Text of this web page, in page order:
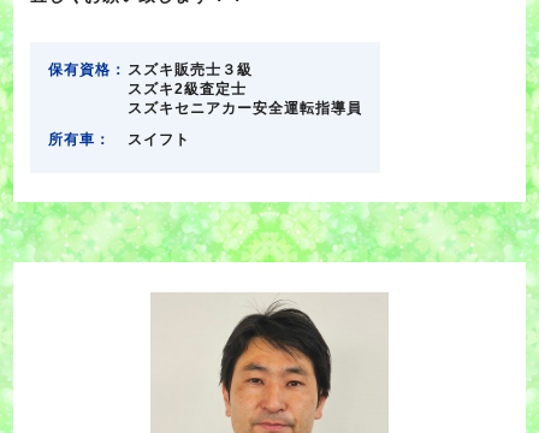
保有資格： スズキ販売士３級
スズキ2級査定士
スズキセニアカー安全運転指導員
所有車：
スイフト